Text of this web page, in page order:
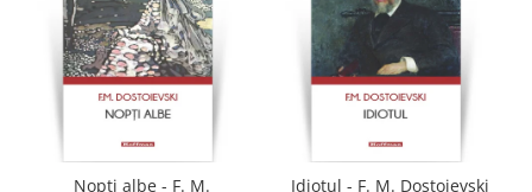
Nopti albe - F. M.
Idiotul - F. M. Dostoievski